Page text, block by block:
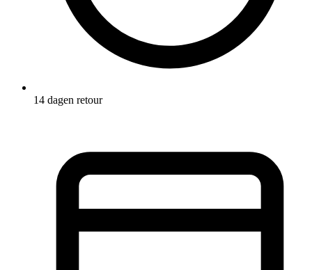
14 dagen retour